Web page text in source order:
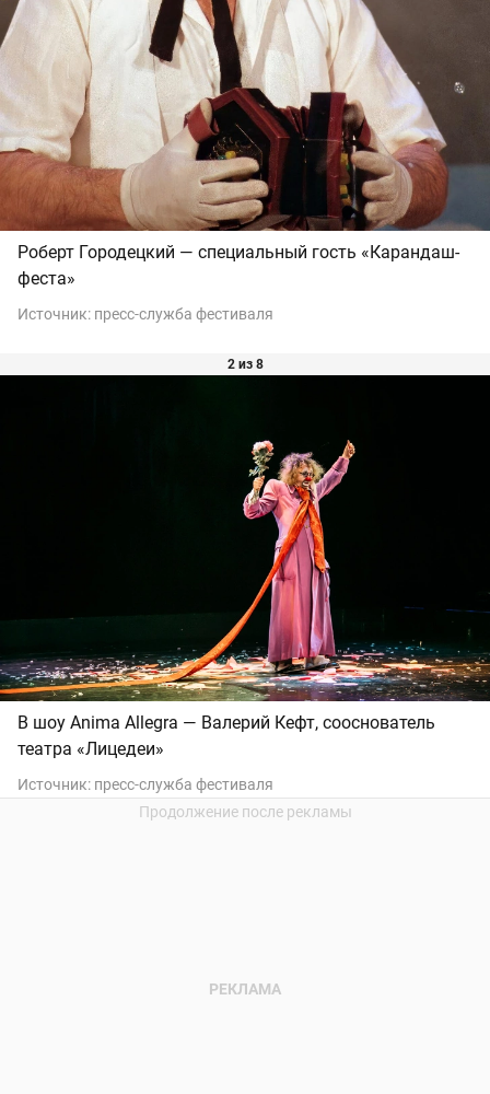
Роберт Городецкий — специальный гость «Карандаш-
феста»
Источник: пресс-служба фестиваля
2 из 8
В шоу Anima Allegra — Валерий Кефт, сооснователь
театра «Лицедеи»
Источник: пресс-служба фестиваля